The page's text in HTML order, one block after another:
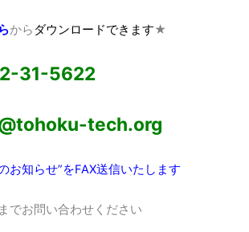
から ダウンロードできます★
31-5622
tech.org
お知らせ”をFAX送信いたします
でお問い合わせください